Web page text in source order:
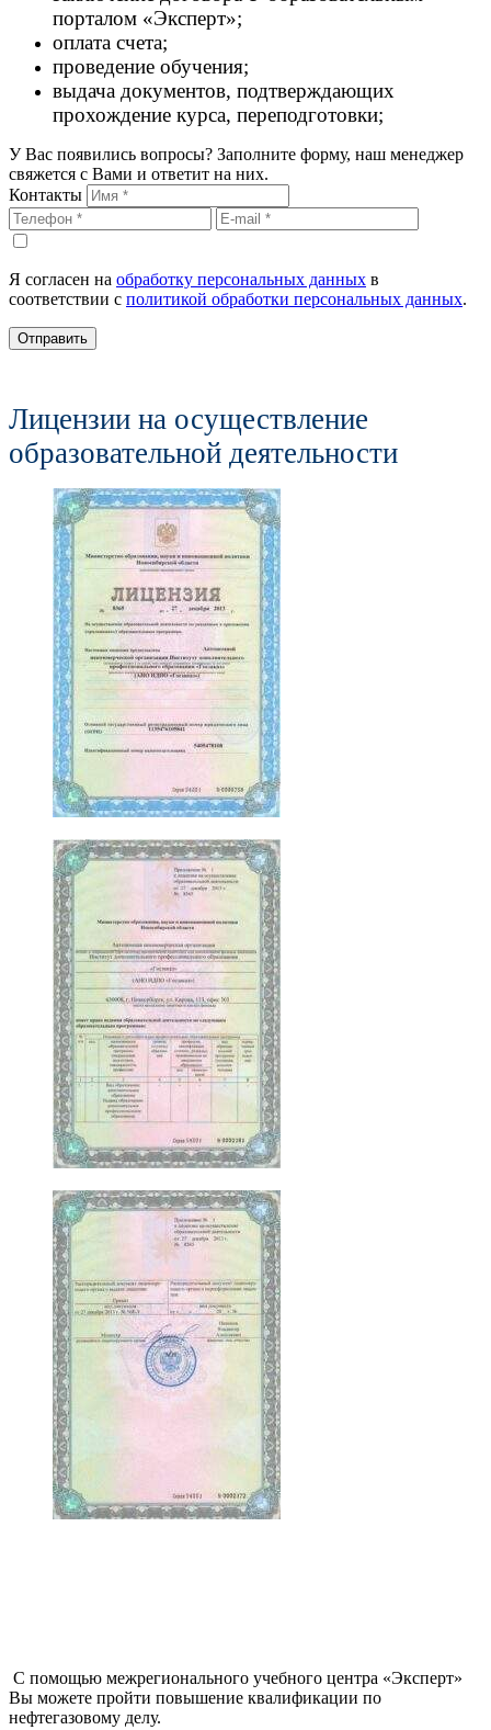
порталом «Эксперт»;
оплата счета;
проведение обучения;
выдача документов, подтверждающих
прохождение курса, переподготовки;
У Вас появились вопросы? Заполните форму, наш менеджер
свяжется с Вами и ответит на них.
Контакты
Я согласен на обработку персональных данных в
соответствии с политикой обработки персональных данных.
Отправить
Лицензии на осуществление
образовательной деятельности
С помощью межрегионального учебного центра «Эксперт»
Вы можете пройти повышение квалификации по
нефтегазовому делу.